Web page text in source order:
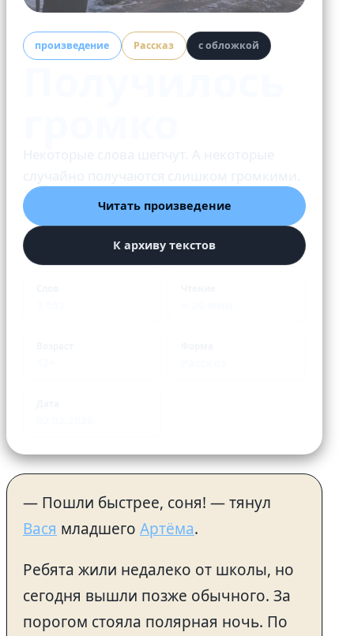
произведение Рассказ с обложкой
Читать произведение
К архиву текстов
— Пошли быстрее, соня! — тянул
Вася младшего Артёма.
Ребята жили недалеко от школы, но
сегодня вышли позже обычного. За
порогом стояла полярная ночь. По